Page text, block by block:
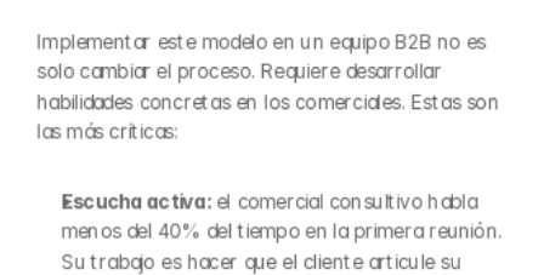
Implementar este modelo en un equipo B2B no es
solo cambiar el proceso. Requiere desarrollar
habilidades concretas en los comerciales. Estas son
las más críticas:
Escucha activa: el comercial consultivo habla
menos del 40% del tiempo en la primera reunión.
Su trabajo es hacer que el cliente articule su